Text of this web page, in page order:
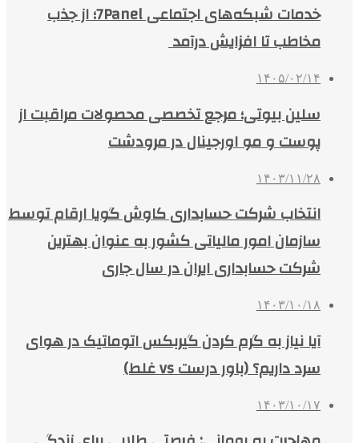
خدمات شبکه‌های اجتماعی 7Panel؛ از جذب
مخاطب تا افزایش درآمد
۱۴۰۵/۰۲/۱۴
سلین بیوتی؛ مرجع تخصصی محصولات مراقبت از
پوست و مو اورجینال در مرودشت
۱۴۰۳/۱۱/۲۸
انتخاب شرکت حسابداری کاوش گویا ارقام توسط
سازمان امور مالیاتی کشور به عنوان بهترین
شرکت حسابداری ایران در سال جاری
۱۴۰۳/۱۰/۱۸
آیا نیاز به گرم کردن گیربکس اتوماتیک در هوای
سرد داریم؟ (باور درست vs غلط)
۱۴۰۳/۱۰/۱۷